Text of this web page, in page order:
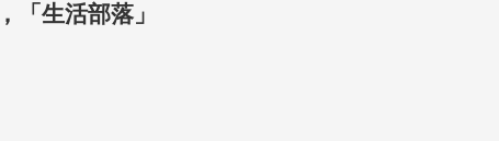
「生活部落」